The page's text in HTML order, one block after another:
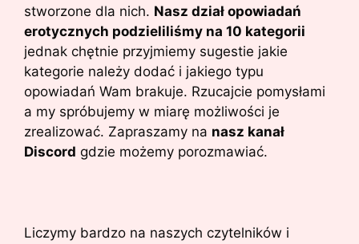
stworzone dla nich. Nasz dział opowiadań
erotycznych podzieliliśmy na 10 kategorii
jednak chętnie przyjmiemy sugestie jakie
kategorie należy dodać i jakiego typu
opowiadań Wam brakuje. Rzucajcie pomysłami
a my spróbujemy w miarę możliwości je
zrealizować. Zapraszamy na nasz kanał
Discord gdzie możemy porozmawiać.
Liczymy bardzo na naszych czytelników i